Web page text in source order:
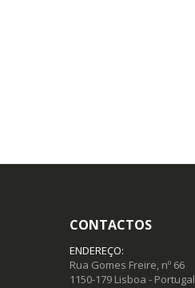
CONTACTOS
ENDEREÇO:
Rua Gomes Freire, nº 66
1150-179 Lisboa - Portugal